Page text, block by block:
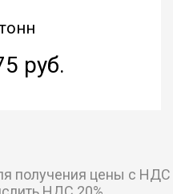
руб.
получения цены с НДС